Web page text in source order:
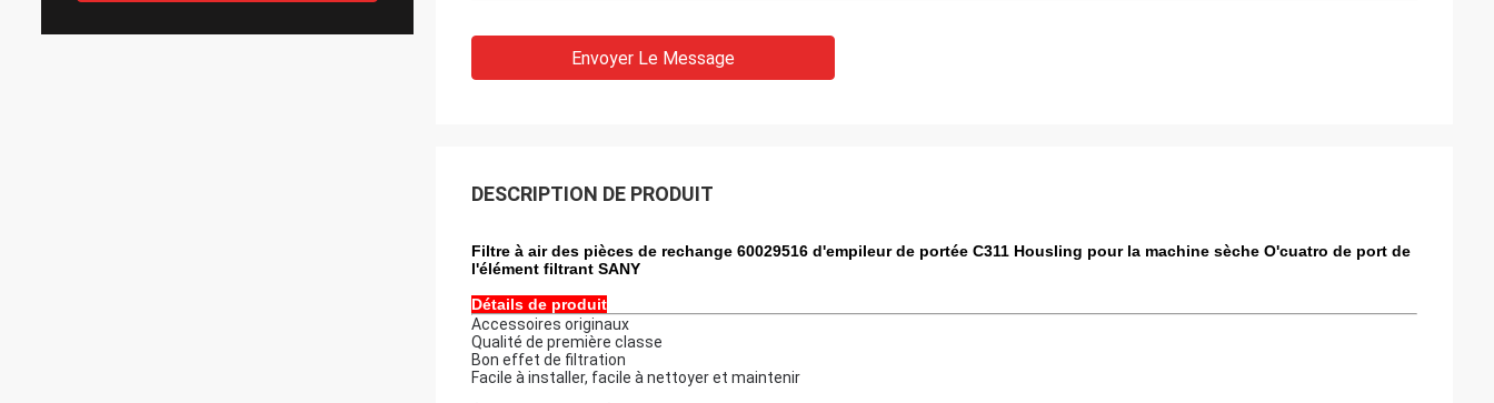
Envoyer Le Message
DESCRIPTION DE PRODUIT
Filtre à air des pièces de rechange 60029516 d'empileur de portée C311 Housling pour la machine sèche O'cuatro de port de
l'élément filtrant SANY
Détails de produit
Accessoires originaux
Qualité de première classe
Bon effet de filtration
Facile à installer, facile à nettoyer et maintenir